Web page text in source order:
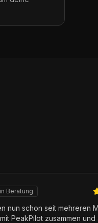
Beratung
nun schon seit mehreren
PeakPilot zusammen und